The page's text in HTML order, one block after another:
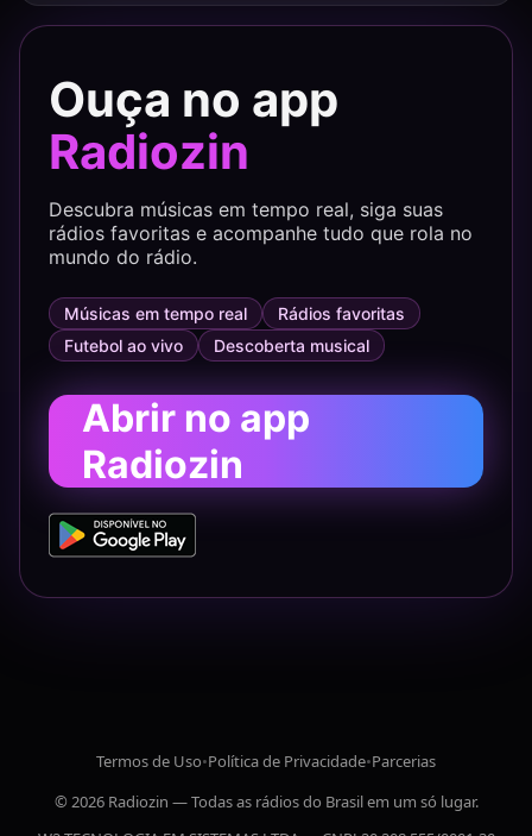
Ouça no app
Radiozin
Descubra músicas em tempo real, siga suas
rádios favoritas e acompanhe tudo que rola no
mundo do rádio.
Músicas em tempo real
Rádios favoritas
Futebol ao vivo
Descoberta musical
Abrir no app
Radiozin
Termos de Uso•Política de Privacidade•Parcerias
© 2026 Radiozin — Todas as rádios do Brasil em um só lugar.